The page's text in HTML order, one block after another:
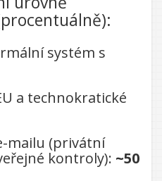
systém s
a technokratické
mailu (privátní
kontroly): ~50